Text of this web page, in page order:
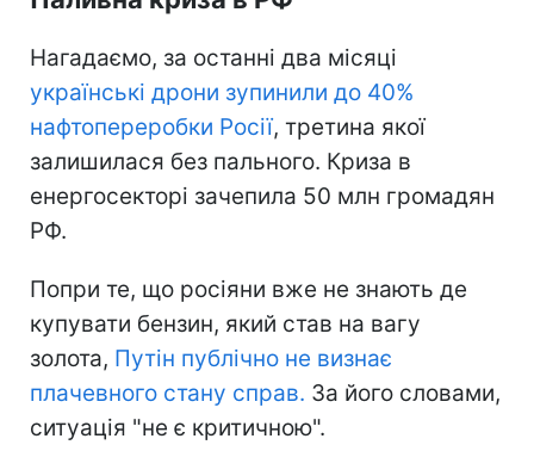
Нагадаємо, за останні два місяці
українські дрони зупинили до 40%
нафтопереробки Росії, третина якої
залишилася без пального. Криза в
енергосекторі зачепила 50 млн громадян
РФ.
Попри те, що росіяни вже не знають де
купувати бензин, який став на вагу
золота, Путін публічно не визнає
плачевного стану справ. За його словами,
ситуація "не є критичною".